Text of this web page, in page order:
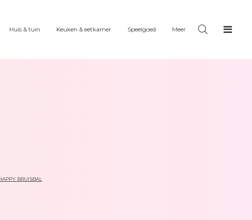
Huis & tuin Keuken & eetkamer Speelgoed Meer
BRUISBAL